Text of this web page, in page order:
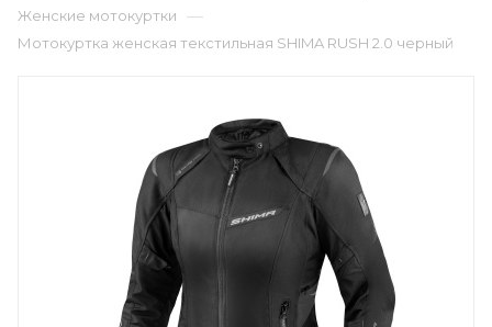
Женские мотокуртки —
Мотокуртка женская текстильная SHIMA RUSH 2.0 черный